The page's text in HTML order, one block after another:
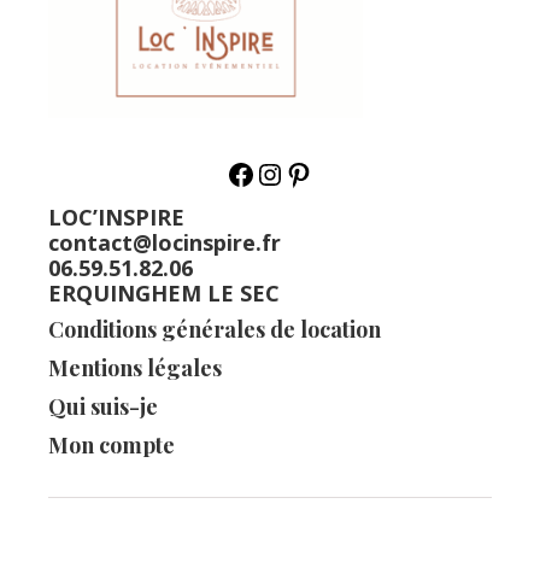
LOC’INSPIRE
contact@locinspire.fr
06.59.51.82.06
ERQUINGHEM LE SEC
Conditions générales de location
Mentions légales
Qui suis-je
Mon compte